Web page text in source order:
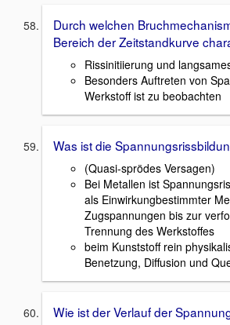
Durch welchen
Bereich der Zeitstandkurve
Rissinitiierung und
Besonders Auftreten von
Werkstoff ist zu beobachten
Was ist die
(Quasi-sprödes Versagen)
Bei Metallen ist
als Einwirkungbestimmter
Zugspannungen bis zur
Trennung des Werkstoffes
beim Kunststoff rein
Benetzung, Diffusion und
Wie ist der Verlauf der